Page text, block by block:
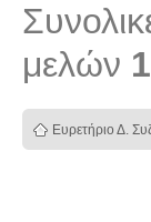
μελών
Ευρετήριο Δ.